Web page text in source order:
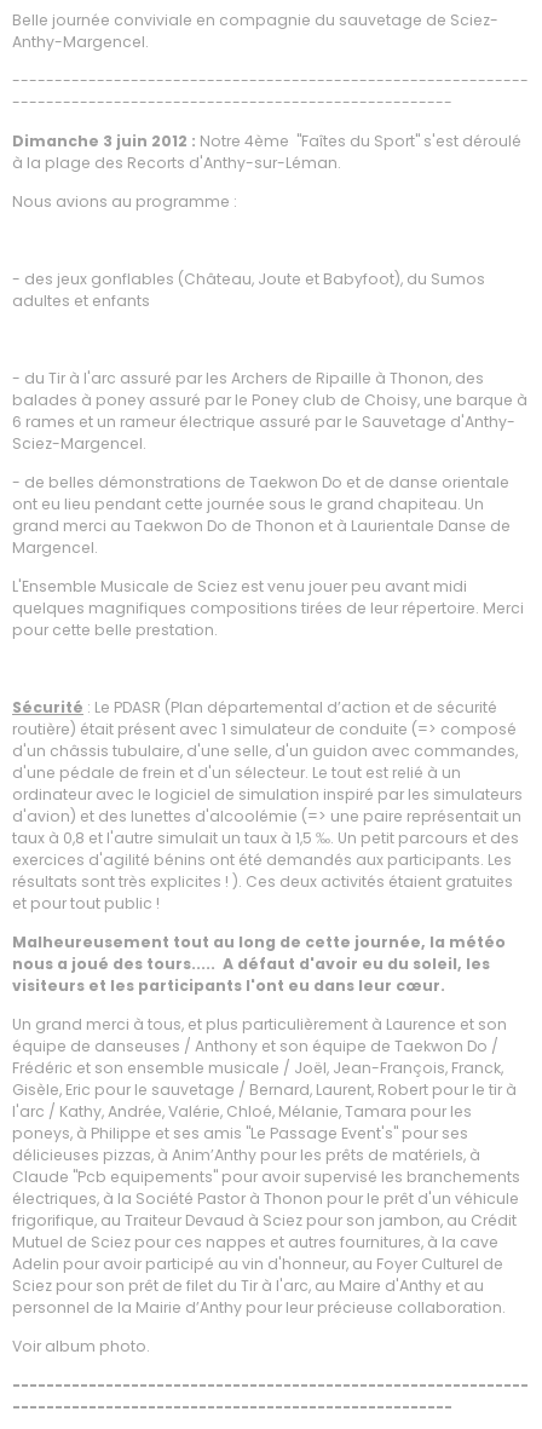
Belle journée conviviale en compagnie du sauvetage de Sciez-
Anthy-Margencel.
-------------------------------------------------------------
----------------------------------------------------
Dimanche 3 juin 2012 : Notre 4ème "Faîtes du Sport" s'est déroulé
à la plage des Recorts d'Anthy-sur-Léman.
Nous avions au programme :
- des jeux gonflables (Château, Joute et Babyfoot), du Sumos
adultes et enfants
- du Tir à l'arc assuré par les Archers de Ripaille à Thonon, des
balades à poney assuré par le Poney club de Choisy, une barque à
6 rames et un rameur électrique assuré par le Sauvetage d'Anthy-
Sciez-Margencel.
- de belles démonstrations de Taekwon Do et de danse orientale
ont eu lieu pendant cette journée sous le grand chapiteau. Un
grand merci au Taekwon Do de Thonon et à Laurientale Danse de
Margencel.
L'Ensemble Musicale de Sciez est venu jouer peu avant midi
quelques magnifiques compositions tirées de leur répertoire. Merci
pour cette belle prestation.
Sécurité : Le PDASR (Plan départemental d’action et de sécurité
routière) était présent avec 1 simulateur de conduite (=> composé
d'un châssis tubulaire, d'une selle, d'un guidon avec commandes,
d'une pédale de frein et d'un sélecteur. Le tout est relié à un
ordinateur avec le logiciel de simulation inspiré par les simulateurs
d'avion) et des lunettes d'alcoolémie (=> une paire représentait un
taux à 0,8 et l'autre simulait un taux à 1,5 ‰. Un petit parcours et des
exercices d'agilité bénins ont été demandés aux participants. Les
résultats sont très explicites ! ). Ces deux activités étaient gratuites
et pour tout public !
Malheureusement tout au long de cette journée, la météo
nous a joué des tours..... A défaut d'avoir eu du soleil, les
visiteurs et les participants l'ont eu dans leur cœur.
Un grand merci à tous, et plus particulièrement à Laurence et son
équipe de danseuses / Anthony et son équipe de Taekwon Do /
Frédéric et son ensemble musicale / Joël, Jean-François, Franck,
Gisèle, Eric pour le sauvetage / Bernard, Laurent, Robert pour le tir à
l'arc / Kathy, Andrée, Valérie, Chloé, Mélanie, Tamara pour les
poneys, à Philippe et ses amis "Le Passage Event's" pour ses
délicieuses pizzas, à Anim’Anthy pour les prêts de matériels, à
Claude "Pcb equipements" pour avoir supervisé les branchements
électriques, à la Société Pastor à Thonon pour le prêt d'un véhicule
frigorifique, au Traiteur Devaud à Sciez pour son jambon, au Crédit
Mutuel de Sciez pour ces nappes et autres fournitures, à la cave
Adelin pour avoir participé au vin d'honneur, au Foyer Culturel de
Sciez pour son prêt de filet du Tir à l'arc, au Maire d'Anthy et au
personnel de la Mairie d’Anthy pour leur précieuse collaboration.
Voir album photo.
-------------------------------------------------------------
----------------------------------------------------